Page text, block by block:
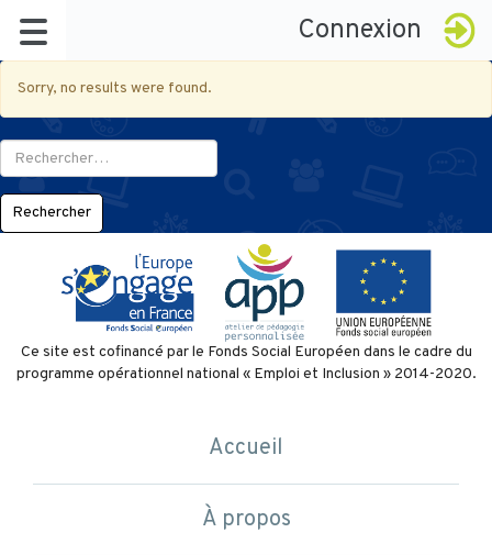
Connexion
À propos
Le réseau
La démarche
Les compétences en APP
1 parcours
Certification
Sorry, no results were found.
Rechercher :
Ce site est cofinancé par le Fonds Social Européen dans le cadre du
programme opérationnel national « Emploi et Inclusion » 2014-2020.
Accueil
À propos